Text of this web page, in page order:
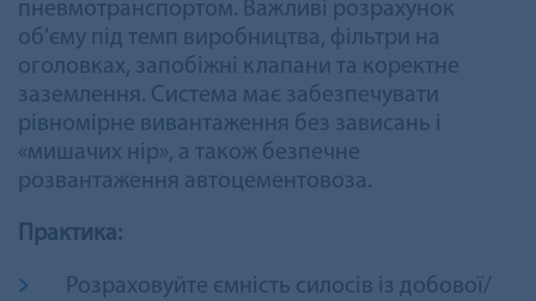
пневмотранспортом. Важливі розрахунок
об’єму під темп виробництва, фільтри на
оголовках, запобіжні клапани та коректне
заземлення. Система має забезпечувати
рівномірне вивантаження без зависань і
«мишачих нір», а також безпечне
розвантаження автоцементовоза.
Практика:
Розраховуйте ємність силосів із добової/